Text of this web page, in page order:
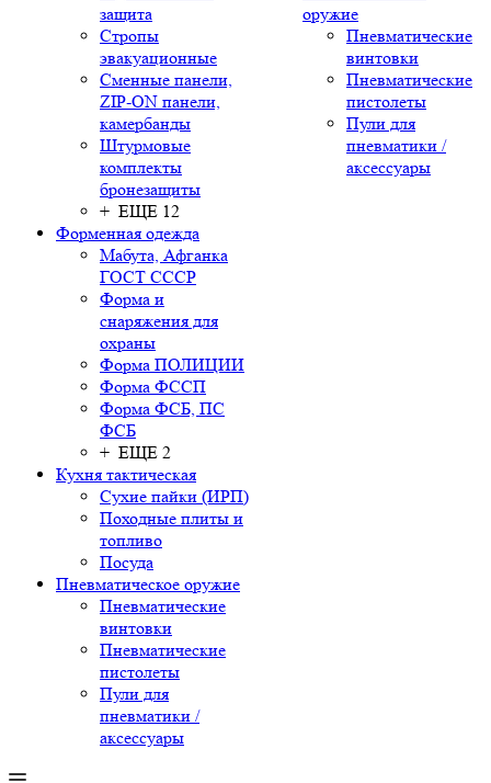
защита
Стропы
эвакуационные
Сменные панели,
ZIP-ON панели,
камербанды
Штурмовые
комплекты
бронезащиты
+ ЕЩЕ 12
Форменная одежда
Мабута, Афганка
ГОСТ СССР
Форма и
снаряжения для
охраны
Форма ПОЛИЦИИ
Форма ФССП
Форма ФСБ, ПС
ФСБ
+ ЕЩЕ 2
Кухня тактическая
Сухие пайки (ИРП)
Походные плиты и
топливо
Посуда
Пневматическое оружие
Пневматические
винтовки
Пневматические
пистолеты
Пули для
пневматики /
аксессуары
оружие
Пневматические
винтовки
Пневматические
пистолеты
Пули для
пневматики /
аксессуары